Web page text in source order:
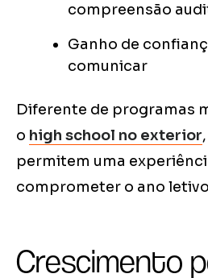
compreensão
Ganho de
comunicar
Diferente de programas
o high school no exterior
permitem uma
comprometer o ano
Crescimento